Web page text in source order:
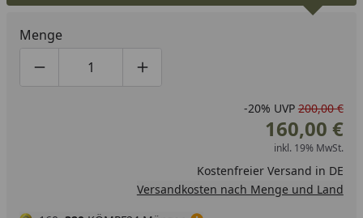
Menge
Produktmenge um eins verringern
Produktmenge manuell eingeben
Produktmenge um eins erhöhen
-20% UVP 200,00 €
160,00 €
inkl. 19% MwSt.
Kostenfreier Versand in DE
Versandkosten nach Menge und Land